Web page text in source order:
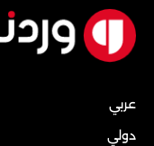
عربي
دولي